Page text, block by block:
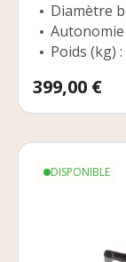
Diamètre
Autonomie
Poids (kg) :
Prix
399,00 €
DISPONIBLE